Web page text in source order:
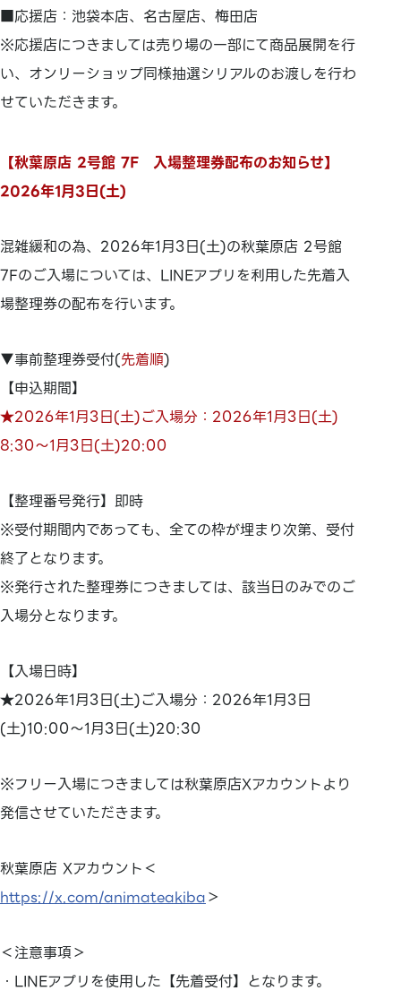
■応援店：池袋本店、名古屋店、梅田店
※応援店につきましては売り場の一部にて商品展開を行
い、オンリーショップ同様抽選シリアルのお渡しを行わ
せていただきます。
【秋葉原店 2号館 7F 入場整理券配布のお知らせ】
2026年1月3日(土)
混雑緩和の為、2026年1月3日(土)の秋葉原店 2号館
7Fのご入場については、LINEアプリを利用した先着入
場整理券の配布を行います。
▼事前整理券受付(先着順)
【申込期間】
★2026年1月3日(土)ご入場分：2026年1月3日(土)
8:30～1月3日(土)20:00
【整理番号発行】即時
※受付期間内であっても、全ての枠が埋まり次第、受付
終了となります。
※発行された整理券につきましては、該当日のみでのご
入場分となります。
【入場日時】
★2026年1月3日(土)ご入場分：2026年1月3日
(土)10:00～1月3日(土)20:30
※フリー入場につきましては秋葉原店Xアカウントより
発信させていただきます。
秋葉原店 Xアカウント＜
https://x.com/animateakiba＞
＜注意事項＞
・LINEアプリを使用した【先着受付】となります。